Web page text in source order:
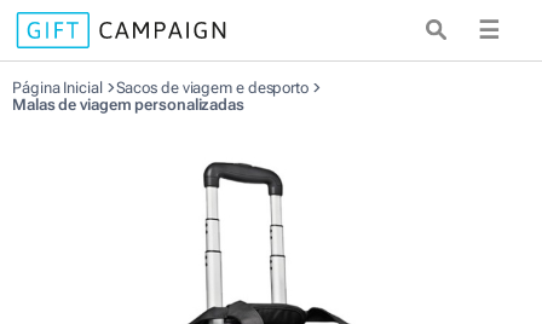
☰
Página Inicial
Sacos de viagem e desporto
Malas de viagem personalizadas